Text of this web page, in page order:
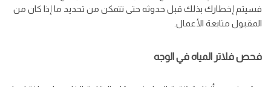
فسيتم إخطارك بذلك قبل حدوثه حتى تتمكن من تحديد ما إذا كان من
المقبول متابعة الأعمال.
فحص فلاتر المياه في الوجه